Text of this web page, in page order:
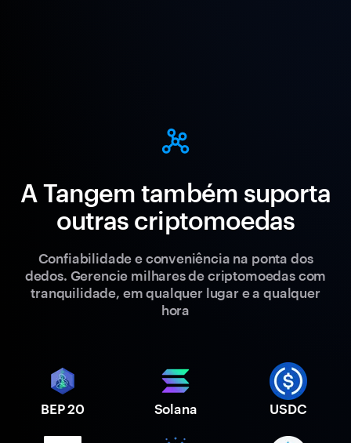
A Tangem também suporta
outras criptomoedas
Confiabilidade e conveniência na ponta dos
dedos. Gerencie milhares de criptomoedas com
tranquilidade, em qualquer lugar e a qualquer
hora
BEP 20 Solana USDC